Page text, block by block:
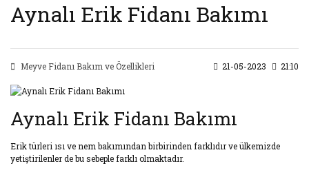
Aynalı Erik Fidanı Bakımı
Meyve Fidanı Bakım ve Özellikleri 21-05-2023 21:10
Aynalı Erik Fidanı Bakımı
Erik türleri ısı ve nem bakımından birbirinden farklıdır ve ülkemizde
yetiştirilenler de bu sebeple farklı olmaktadır.